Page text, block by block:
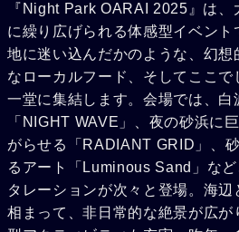
『Night Park OARAI 2025』は、
に繰り広げられる体感型イベント
地に迷い込んだかのような、幻
なローカルフード、そしてここ
一堂に集結します。会場では、白
「NIGHT WAVE」、夜の砂浜に
がらせる「RADIANT GRID」、
るアート「Luminous Sand」な
タレーションが次々と登場。海辺
相まって、非日常的な絶景が広が